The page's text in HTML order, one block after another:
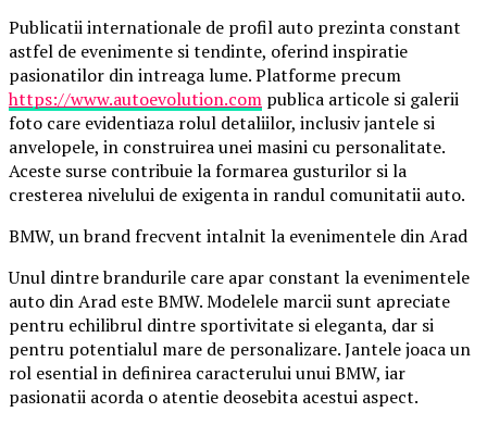
Publicatii internationale de profil auto prezinta constant
astfel de evenimente si tendinte, oferind inspiratie
pasionatilor din intreaga lume. Platforme precum
https://www.autoevolution.com publica articole si galerii
foto care evidentiaza rolul detaliilor, inclusiv jantele si
anvelopele, in construirea unei masini cu personalitate.
Aceste surse contribuie la formarea gusturilor si la
cresterea nivelului de exigenta in randul comunitatii auto.
BMW, un brand frecvent intalnit la evenimentele din Arad
Unul dintre brandurile care apar constant la evenimentele
auto din Arad este BMW. Modelele marcii sunt apreciate
pentru echilibrul dintre sportivitate si eleganta, dar si
pentru potentialul mare de personalizare. Jantele joaca un
rol esential in definirea caracterului unui BMW, iar
pasionatii acorda o atentie deosebita acestui aspect.